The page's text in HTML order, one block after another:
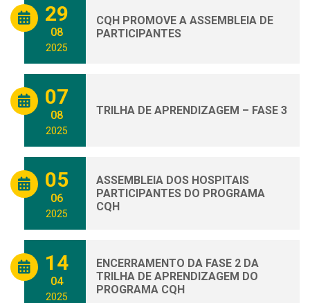
29
08
2025
CQH PROMOVE A ASSEMBLEIA DE
PARTICIPANTES
07
08
2025
TRILHA DE APRENDIZAGEM – FASE 3
05
06
2025
ASSEMBLEIA DOS HOSPITAIS
PARTICIPANTES DO PROGRAMA
CQH
14
04
2025
ENCERRAMENTO DA FASE 2 DA
TRILHA DE APRENDIZAGEM DO
PROGRAMA CQH